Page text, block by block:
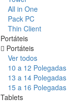
All in One
Pack PC
Thin Client
Portáteis
Portáteis
Ver todos
10 a 12 Polegadas
13 a 14 Polegadas
15 a 16 Polegadas
Tablets